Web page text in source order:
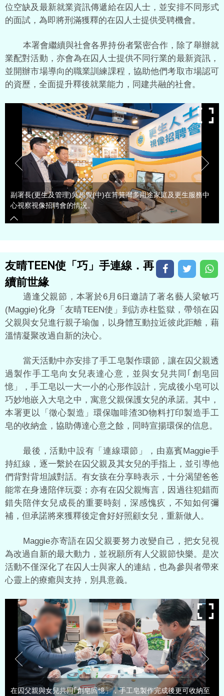
位空缺及最新就業資訊傳遞給在囚人士，並安排不同形式
的面試，為即將刑滿獲釋的在囚人士提供受聘機會。
本署會繼續與社會各界持份者緊密合作，除了舉辦就
業配對活動，亦會為在囚人士提供不同行業的最新資訊，
並開辦市場導向的職業訓練課程，協助他們考取市場認可
的資歷，全面提升釋後就業能力，同建共融的社會。
副署長(更生及管理)吳超覺(中)在筲箕灣多用途家庭及更生服務中
心視察視像招聘會的情況。
友晴TEEN使「巧」手連線．再
續前世緣
適逢父親節，本署於6月6日邀請了著名藝人梁敏巧
(Maggie)化身「友晴TEEN使」到訪赤柱監獄，帶領在囚
父親與女兒進行親子瑜伽，以身體互動拉近彼此距離，藉
溫情凝聚改過自新的決心。
當天活動中亦安排了手工皂製作環節，讓在囚父親透
過製作手工皂向女兒表達心意，並與女兒共同｢創皂回
憶」，手工皂以一大一小的心形作設計，完成後小皂可以
巧妙地嵌入大皂之中，寓意父親保護女兒的承諾。其中，
本署更以「徵心製造」環保咖啡渣3D物料打印製造手工
皂的收納盒，協助傳達心意之餘，同時宣揚環保的信息。
最後，活動中設有「連線環節」，由嘉賓Maggie手
持紅線，逐一繫於在囚父親及其女兒的手指上，並引導他
們背對背坦誠對話。有女孩在分享時表示，十分渴望爸爸
能常在身邊陪伴玩耍；亦有在囚父親悔言，因過往犯錯而
錯失陪伴女兒成長的重要時刻，深感愧疚，不知如何彌
補，但承諾將來獲釋後定會好好照顧女兒，重新做人。
Maggie亦寄語在囚父親要努力改變自己，把女兒視
為改過自新的最大動力，並祝願所有人父親節快樂。是次
活動不僅深化了在囚人士與家人的連結，也為參與者帶來
心靈上的療癒與支持，別具意義。
在囚父親與女兒共同｢創皂回憶」，手工皂製作完成後更可收納至